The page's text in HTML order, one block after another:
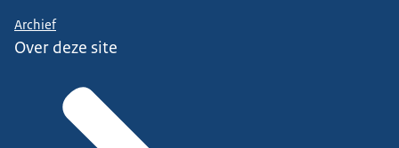
Archief
Over deze site